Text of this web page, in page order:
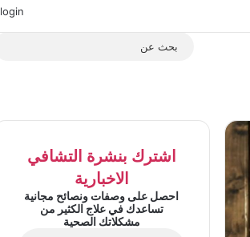
انستقرام
login
اشترك بنشرة التشافي
الاخبارية
احصل على وصفات ونصائح مجانية
تساعدك في علاج الكثير من
مشكلاتك الصحية